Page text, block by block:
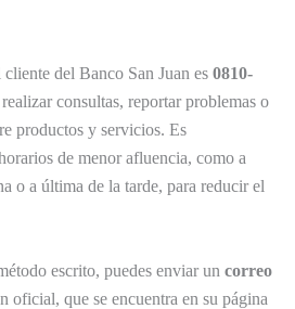
del Banco San Juan es 0810-
consultas, reportar problemas o
productos y servicios. Es
de menor afluencia, como a
o a última de la tarde, para reducir el
escrito, puedes enviar un correo
oficial, que se encuentra en su página